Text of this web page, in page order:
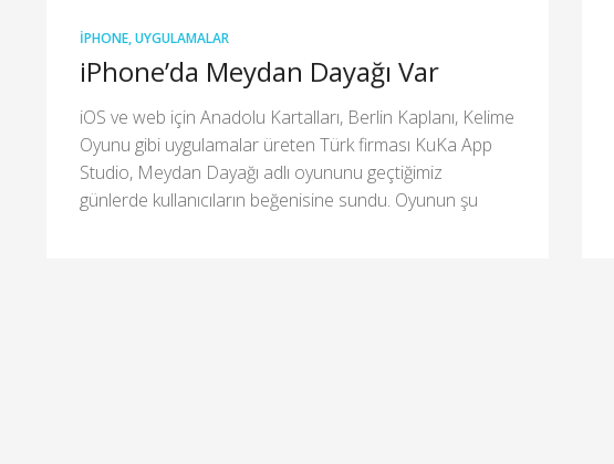
IPHONE,UYGULAMALAR
iPhone’da Meydan Dayağı Var
iOS ve web için Anadolu Kartalları, Berlin Kaplanı, Kelime
Oyunu gibi uygulamalar üreten Türk firması KuKa App
Studio, Meydan Dayağı adlı oyununu geçtiğimiz
günlerde kullanıcıların beğenisine sundu. Oyunun şu